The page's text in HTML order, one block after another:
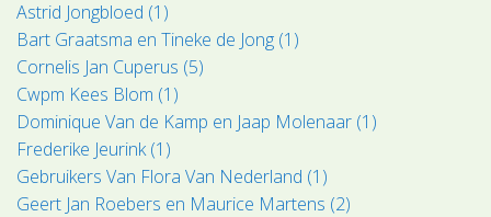
Astrid Jongbloed (1)
Bart Graatsma en Tineke de Jong (1)
Cornelis Jan Cuperus (5)
Cwpm Kees Blom (1)
Dominique Van de Kamp en Jaap Molenaar (1)
Frederike Jeurink (1)
Gebruikers Van Flora Van Nederland (1)
Geert Jan Roebers en Maurice Martens (2)